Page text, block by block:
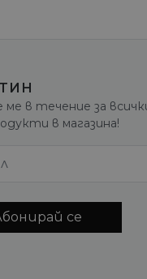
в течение за
в магазина!
се